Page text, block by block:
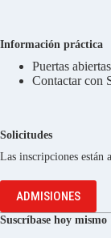
Información práctica
Puertas abiertas
Contactar con
Solicitudes
Las inscripciones están
ADMISIONES
Suscríbase hoy mismo